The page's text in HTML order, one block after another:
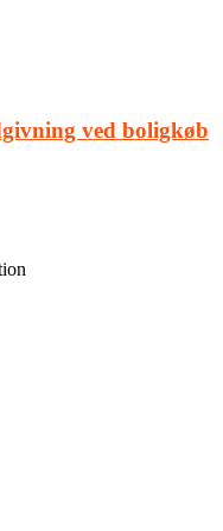
ved boligkøb